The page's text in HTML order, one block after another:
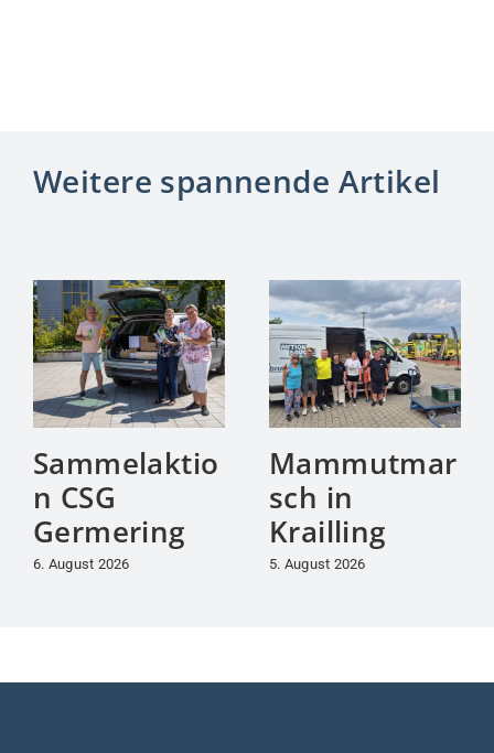
Weitere spannende Artikel
Sammelaktio
n CSG
Germering
6. August 2026
Mammutmar
sch in
Krailling
5. August 2026